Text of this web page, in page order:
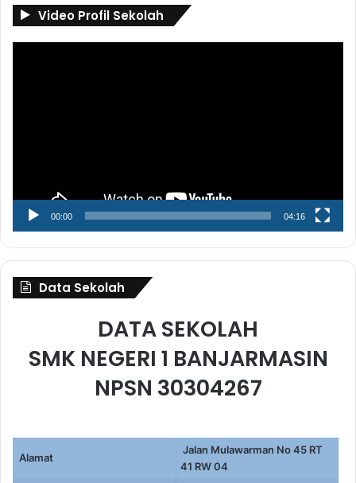
Video Profil Sekolah
00:00 04:16
Data Sekolah
DATA SEKOLAH
SMK NEGERI 1 BANJARMASIN
NPSN 30304267
Alamat
Jalan Mulawarman No 45 RT
41 RW 04